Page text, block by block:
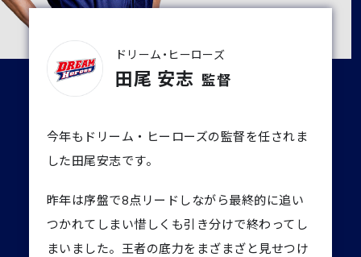
ドリーム・ヒーローズ
田尾 安志 監督
今年もドリーム・ヒーローズの監督を任されま
した田尾安志です。
昨年は序盤で8点リードしながら最終的に追い
つかれてしまい惜しくも引き分けで終わってし
まいました。王者の底力をまざまざと見せつけ